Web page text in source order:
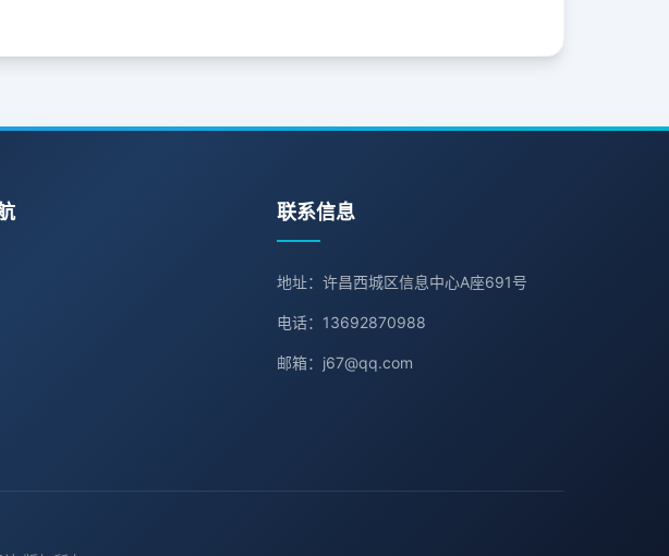
联系信息
地址：许昌西城区信息中心A座691号
电话：13692870988
邮箱：j67@qq.com